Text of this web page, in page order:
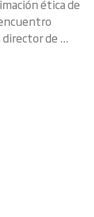
ética de
de ...